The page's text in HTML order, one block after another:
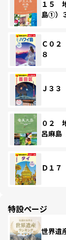
１５
島①）
Ｃ０
８
Ｊ３
０２
呂麻島
Ｄ１
特設ページ
世界遺